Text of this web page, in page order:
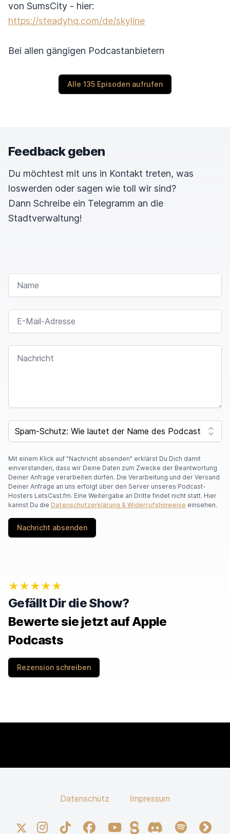
von SumsCity - hier:
https://steadyhq.com/de/skyline
Bei allen gängigen Podcastanbietern
Alle 135 Episoden aufrufen
Feedback geben
Du möchtest mit uns in Kontakt treten, was
loswerden oder sagen wie toll wir sind?
Dann Schreibe ein Telegramm an die
Stadtverwaltung!
NAME
E-MAIL-ADRESSE
NACHRICHT
SPAM CAPTCHA
Mit einem Klick auf "Nachricht absenden" erklärst Du Dich damit
einverstanden, dass wir Deine Daten zum Zwecke der Beantwortung
Deiner Anfrage verarbeiten dürfen. Die Verarbeitung und der Versand
Deiner Anfrage an uns erfolgt über den Server unseres Podcast-
Hosters LetsCast.fm. Eine Weitergabe an Dritte findet nicht statt. Hier
kannst Du die Datenschutzerklärung & Widerrufshinweise einsehen.
Nachricht absenden
★★★★★
Gefällt Dir die Show?
Bewerte sie jetzt auf Apple
Podcasts
Rezension schreiben
Datenschutz Impressum
X InstagramTikTokFacebookYouTubeSteadyDiscordSpotifyfyyd